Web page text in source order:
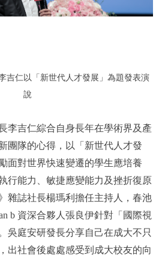
吉仁以「新世代人才發展」為題發表演
說
李吉仁綜合自身長年在學術界及產
團隊的心得，以「新世代人才發
面對世界快速變遷的學生應培養
行能力、敏捷應變能力及挫折復原
雜誌社長楊瑪利擔任主持人，春池
b 資深合夥人張良伊針對「國際視
吳庭安研發長分享自己在成大不只
出社會後處處感受到成大校友的向